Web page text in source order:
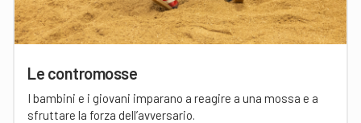
Le contromosse
I bambini e i giovani imparano a reagire a una mossa e a
sfruttare la forza dell’avversario.